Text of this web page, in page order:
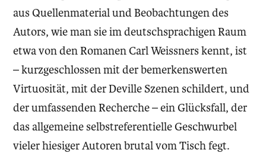
aus Quellenmaterial und Beobachtungen des
Autors, wie man sie im deutschsprachigen Raum
etwa von den Romanen Carl Weissners kennt, ist
– kurzgeschlossen mit der bemerkenswerten
Virtuosität, mit der Deville Szenen schildert, und
der umfassenden Recherche – ein Glücksfall, der
das allgemeine selbstreferentielle Geschwurbel
vieler hiesiger Autoren brutal vom Tisch fegt.